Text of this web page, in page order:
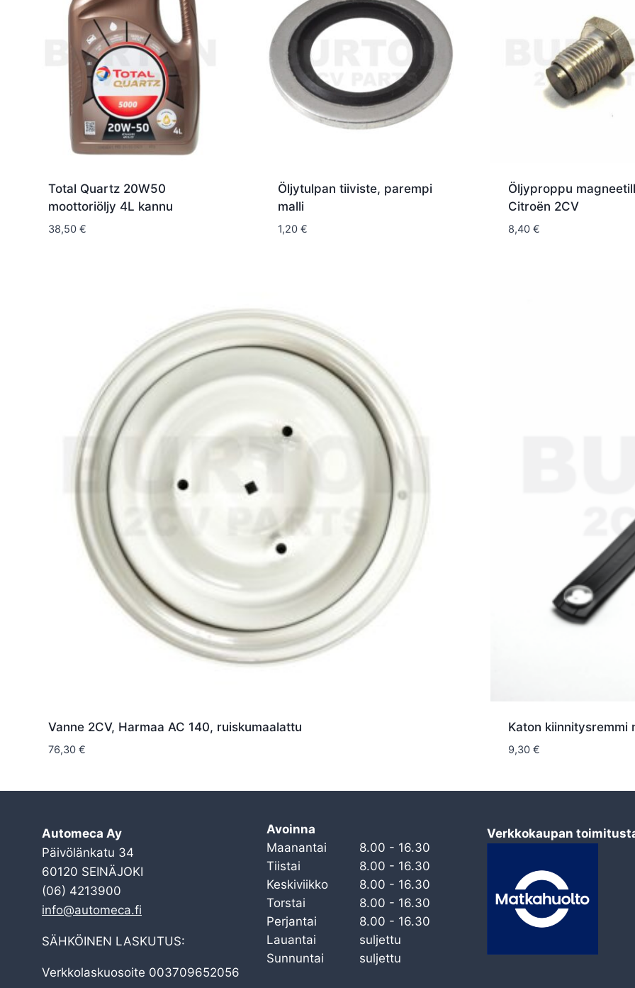
Total Quartz 20W50
moottoriöljy 4L kannu
38,50 €
Öljytulpan tiiviste, parempi
malli
1,20 €
Öljyproppu
Citroën 2CV
8,40 €
Vanne 2CV, Harmaa AC 140, ruiskumaalattu
76,30 €
Katon kiinnitysremmi
9,30 €
Automeca Ay
Päivölänkatu 34
60120 SEINÄJOKI
(06) 4213900
info@automeca.fi
SÄHKÖINEN LASKUTUS:
Verkkolaskuosoite 003709652056
Avoinna
Maanantai
8.00 - 16.30
Tiistai
8.00 - 16.30
Keskiviikko
8.00 - 16.30
Torstai
8.00 - 16.30
Perjantai
8.00 - 16.30
Lauantai
suljettu
Sunnuntai
suljettu
Verkkokaupan